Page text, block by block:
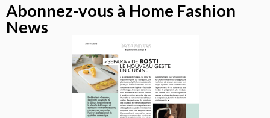
Abonnez-vous à Home Fashion
News